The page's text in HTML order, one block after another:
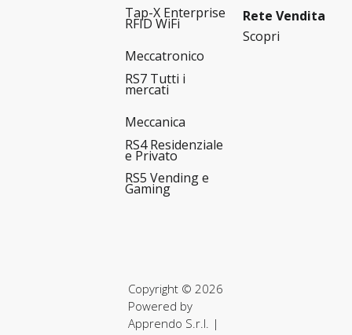
Tap-X Enterprise
RFID WiFi
Meccatronico
RS7 Tutti i
mercati
Meccanica
RS4 Residenziale
e Privato
RS5 Vending e
Gaming
Rete Vendita
Scopri
Copyright © 2026
Powered by
Apprendo S.r.l. |